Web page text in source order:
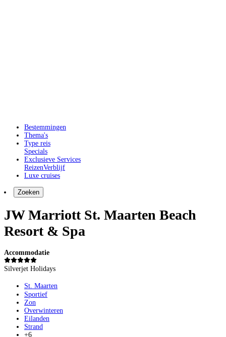
Bestemmingen
Thema's
Type reis
Specials
Exclusieve Services
ReizenVerblijf
Luxe cruises
Zoeken
JW Marriott St. Maarten Beach
Resort & Spa
Accommodatie
Silverjet Holidays
St. Maarten
Sportief
Zon
Overwinteren
Eilanden
Strand
+6